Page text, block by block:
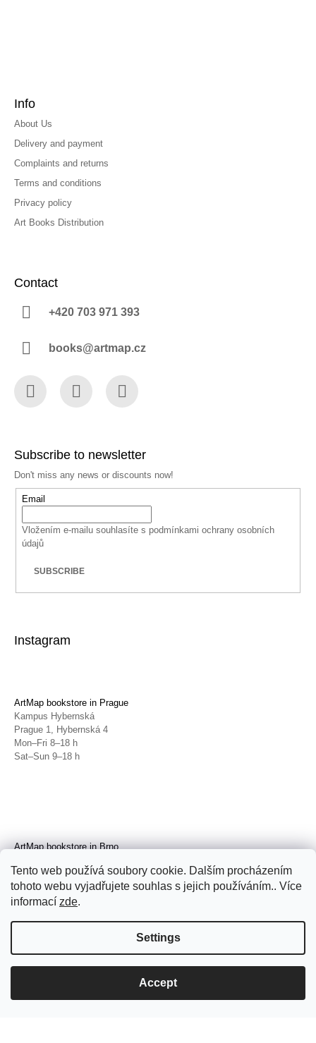
Tento web používá soubory cookie. Dalším procházením
tohoto webu vyjadřujete souhlas s jejich používáním.. Více
informací zde.
Settings
Accept
Info
About Us
Delivery and payment
Complaints and returns
Terms and conditions
Privacy policy
Art Books Distribution
Contact
+420 703 971 393
books@artmap.cz
Subscribe to newsletter
Don't miss any news or discounts now!
Email
Vložením e-mailu souhlasíte s podmínkami ochrany osobních
údajů
SUBSCRIBE
Instagram
ArtMap bookstore in Prague
Kampus Hybernská
Prague 1, Hybernská 4
Mon–Fri 8–18 h
Sat–Sun 9–18 h
ArtMap bookstore in Brno
Brno, Radnická 4
Tue–Fri 11–19 h
Sat 14–19 h
© 2026 ArtMap. All rights reserved.